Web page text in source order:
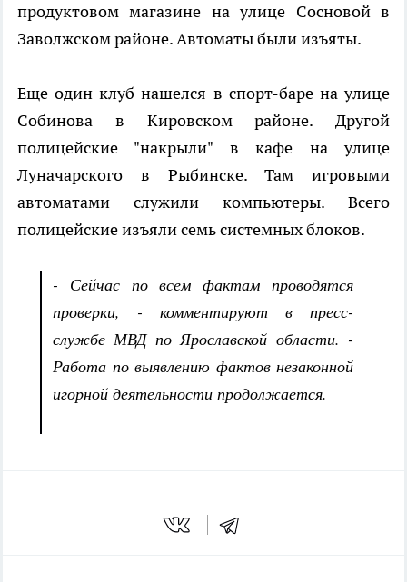
продуктовом магазине на улице Сосновой в
Заволжском районе. Автоматы были изъяты.
Еще один клуб нашелся в спорт-баре на улице
Собинова в Кировском районе. Другой
полицейские "накрыли" в кафе на улице
Луначарского в Рыбинске. Там игровыми
автоматами служили компьютеры. Всего
полицейские изъяли семь системных блоков.
- Сейчас по всем фактам проводятся
проверки, - комментируют в пресс-
службе МВД по Ярославской области. -
Работа по выявлению фактов незаконной
игорной деятельности продолжается.